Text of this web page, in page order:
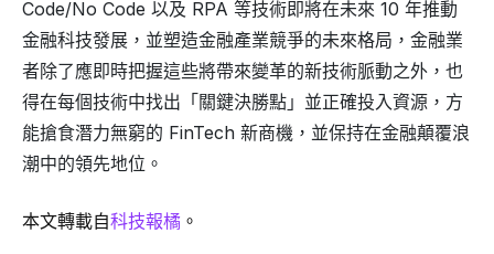
Code/No Code 以及 RPA 等技術即將在未來 10 年推動
金融科技發展，並塑造金融產業競爭的未來格局，金融業
者除了應即時把握這些將帶來變革的新技術脈動之外，也
得在每個技術中找出「關鍵決勝點」並正確投入資源，方
能搶食潛力無窮的 FinTech 新商機，並保持在金融顛覆浪
潮中的領先地位。
本文轉載自科技報橘 。